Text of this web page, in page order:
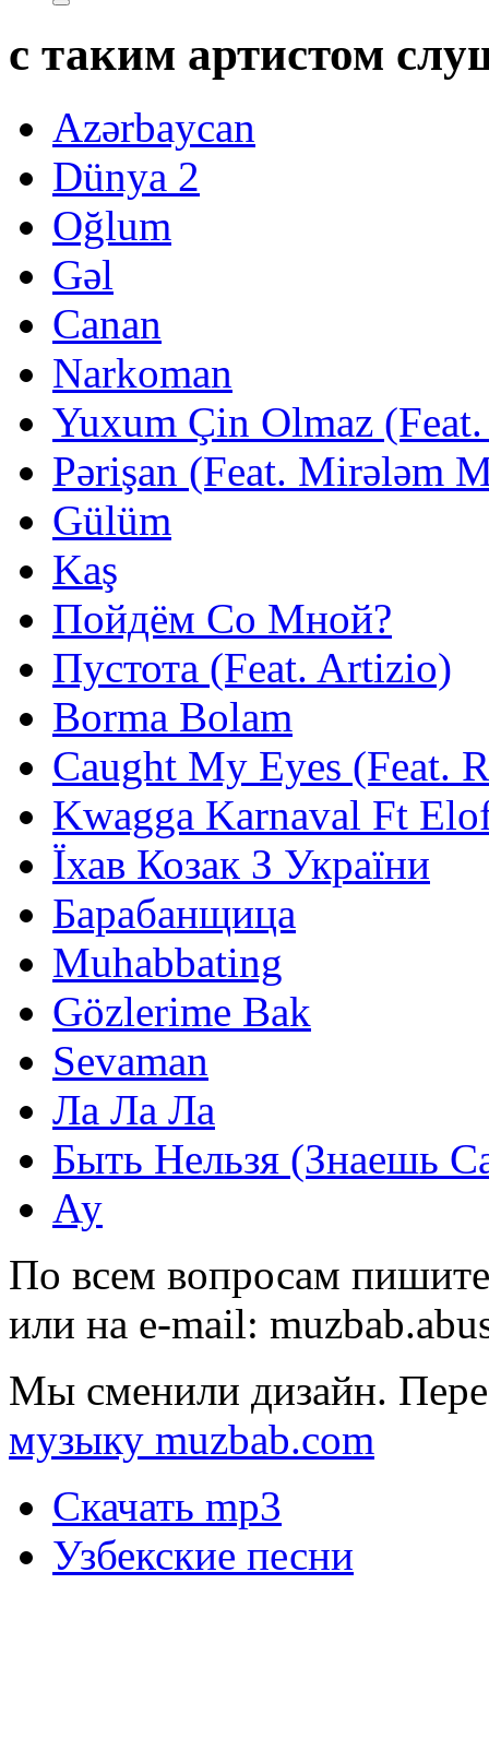
с таким артистом
Azərbaycan
Dünya 2
Oğlum
Gəl
Canan
Narkoman
Yuxum Çin Olmaz
Pərişan (Feat. Mirələm
Gülüm
Kaş
Пойдём Со Мной?
Пустота (Feat. Artizio)
Borma Bolam
Caught My Eyes (Feat.
Kwagga Karnaval Ft
Їхав Козак З України
Барабанщица
Muhabbating
Gözlerime Bak
Sevaman
Ла Ла Ла
Быть Нельзя (Знаешь
Ау
По всем вопросам
или на e-mail:
Мы сменили дизайн.
музыку muzbab.com
Скачать mp3
Узбекские песни